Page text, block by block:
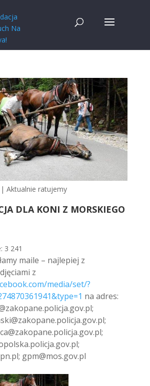
| Aktualnie ratujemy
DLA KONI Z MORSKIEGO
3 241
maile – najlepiej z
z
media/set/?
na adres:
gpm@mos.gov.pl